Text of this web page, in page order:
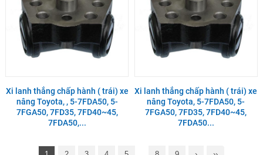
Xi lanh thắng chấp hành ( trái) xe
nâng Toyota, , 5-7FDA50, 5-
7FGA50, 7FD35, 7FD40~45,
7FDA50,...
Xi lanh thắng chấp hành ( trái) xe
nâng Toyota, 5-7FDA50, 5-
7FGA50, 7FD35, 7FD40~45,
7FDA50...